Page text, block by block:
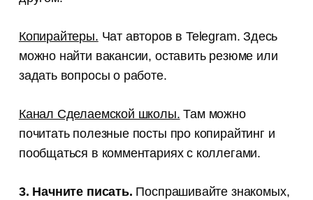
Копирайтеры. Чат авторов в Telegram. Здесь
можно найти вакансии, оставить резюме или
задать вопросы о работе.
Канал Сделаемской школы. Там можно
почитать полезные посты про копирайтинг и
пообщаться в комментариях с коллегами.
3. Начните писать. Поспрашивайте знакомых,